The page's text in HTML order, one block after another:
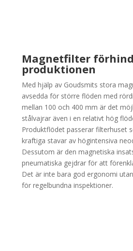
Magnetfilter
produktionen
Med hjälp av Goudsmits stora
avsedda för större flöden med
mellan 100 och 400 mm är det
stålvajrar även i en relativt hög
Produktflödet passerar filterhuset
kraftiga stavar av högintensiva
Dessutom är den magnetiska
pneumatiska gejdrar för att
Det är inte bara god ergonomi
för regelbundna inspektioner.